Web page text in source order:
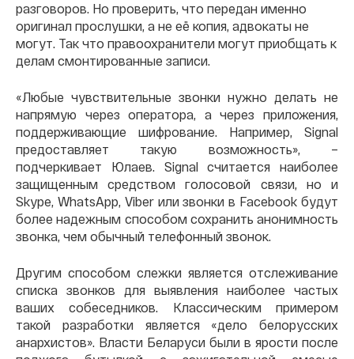
разговоров. Но проверить, что передан именно
оригинал прослушки, а не её копия, адвокаты не
могут. Так что правоохранители могут приобщать к
делам смонтированные записи.
«Любые чувствительные звонки нужно делать не
напрямую через оператора, а через приложения,
поддерживающие шифрование. Например, Signal
предоставляет такую возможность», –
подчеркивает Юлаев. Signal считается наиболее
защищенным средством голосовой связи, но и
Skype, WhatsApp, Viber или звонки в Facebook будут
более надежным способом сохранить анонимность
звонка, чем обычный телефонный звонок.
Другим способом слежки является отслеживание
списка звонков для выявления наиболее частых
ваших собеседников. Классическим примером
такой разработки является «дело белорусских
анархистов». Власти Беларуси были в ярости после